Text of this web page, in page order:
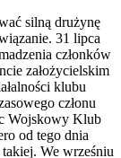
silną drużynę
31 lipca
członków
założycielskim
klubu
członu
Wojskowy Klub
od tego dnia
We wrześniu